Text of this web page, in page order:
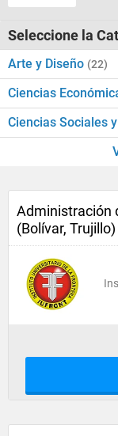
Seleccione la
Arte y Diseño (22)
Ciencias
Ciencias Sociales
Administración
(Bolívar, Trujillo)